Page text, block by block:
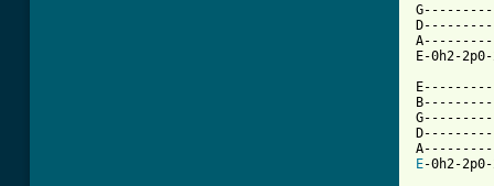
E-0h2-
E-0h2-